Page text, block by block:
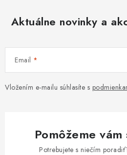
Aktuálne novinky a
Email
Vložením e-mailu súhlasíte s
Pomôžeme
Potrebujete s niečím